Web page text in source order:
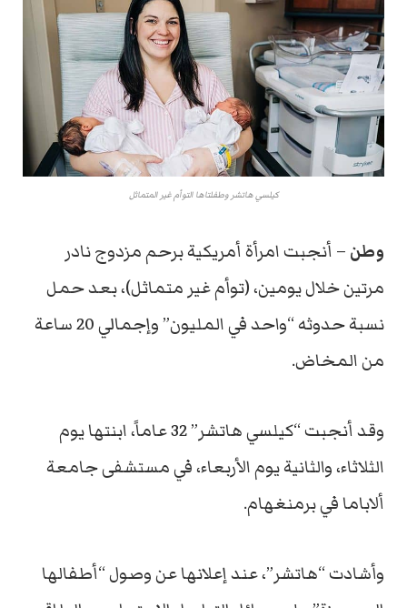
كيلسي هاتشر وطفلتاها التوأم غير المتماثل
وطن – أنجبت امرأة أمريكية برحم مزدوج نادر
مرتين خلال يومين، (توأم غير متماثل)، بعد حمل
نسبة حدوثه “واحد في المليون” وإجمالي 20 ساعة
من المخاض.
وقد أنجبت “كيلسي هاتشر” 32 عاماً، ابنتها يوم
الثلاثاء، والثانية يوم الأربعاء، في مستشفى جامعة
ألاباما في برمنغهام.
وأشادت “هاتشر”، عند إعلانها عن وصول “أطفالها